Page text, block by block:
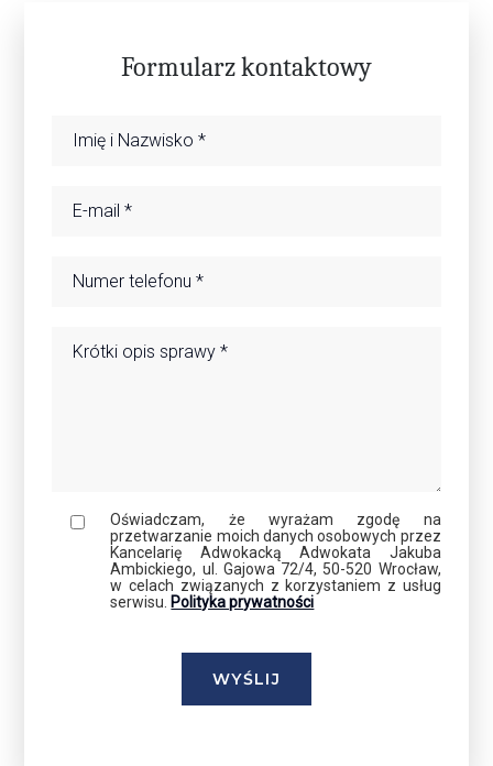
Formularz kontaktowy
Oświadczam, że wyrażam zgodę na
przetwarzanie moich danych osobowych przez
Kancelarię Adwokacką Adwokata Jakuba
Ambickiego, ul. Gajowa 72/4, 50-520 Wrocław,
w celach związanych z korzystaniem z usług
serwisu. Polityka prywatności